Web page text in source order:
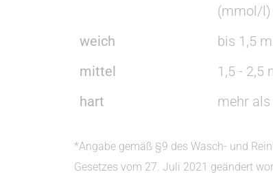
(mmol/
weich
bis 1,5
mittel
1,5 - 2,5
hart
mehr
*Angabe gemäß §9 des Wasch- und
Gesetzes vom 27. Juli 2021 geändert